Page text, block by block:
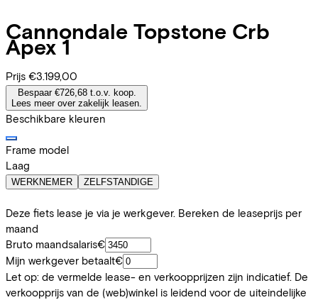
Cannondale Topstone Crb
Apex 1
Prijs €3.199,00
Bespaar €726,68 t.o.v. koop.
Lees meer over zakelijk leasen.
Beschikbare kleuren
Frame model
Laag
WERKNEMER ZELFSTANDIGE
Deze fiets lease je via je werkgever. Bereken de leaseprijs per
maand
Bruto maandsalaris€
Mijn werkgever betaalt€
Let op: de vermelde lease- en verkoopprijzen zijn indicatief. De
verkoopprijs van de (web)winkel is leidend voor de uiteindelijke